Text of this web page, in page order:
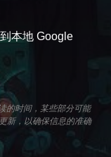
本地 Google
的时间，某些部分可能
新，以确保信息的准确